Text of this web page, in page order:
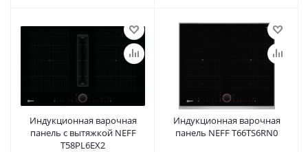
Индукционная варочная
панель с вытяжкой NEFF
T58PL6EX2
Индукционная варочная
панель NEFF T66TS6RN0